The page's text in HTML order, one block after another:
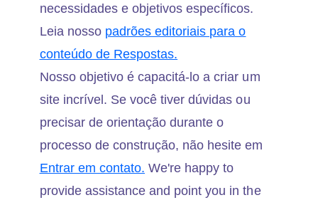
necessidades e objetivos específicos.
Leia nosso padrões editoriais para o
conteúdo de Respostas.
Nosso objetivo é capacitá-lo a criar um
site incrível. Se você tiver dúvidas ou
precisar de orientação durante o
processo de construção, não hesite em
Entrar em contato. We're happy to
provide assistance and point you in the